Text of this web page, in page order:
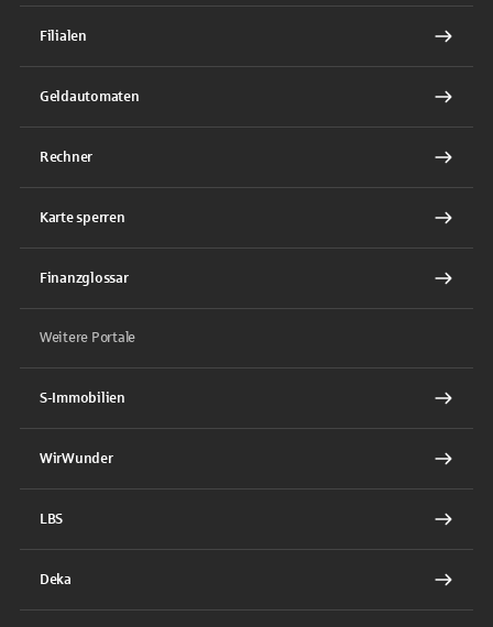
Filialen
Geldautomaten
Rechner
Karte sperren
Finanzglossar
Weitere Portale
S-Immobilien
WirWunder
LBS
Deka